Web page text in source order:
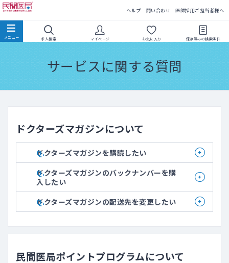
ヘルプ 問い合わせ 医師採用ご担当者様へ
求人検索 マイページ お気に入り 保存済みの検索条件
サービスに関する質問
ドクターズマガジンについて
ドクターズマガジンを購読したい
ドクターズマガジンのバックナンバーを購
入したい
ドクターズマガジンの配送先を変更したい
民間医局ポイントプログラムについて